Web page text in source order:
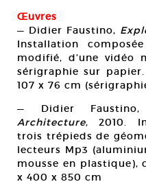
Œuvres
— Didier Faustino,
Installation
modifié, d’une vidéo
sérigraphie sur
107 x 76 cm
— Didier
Architecture, 2010.
trois trépieds de
lecteurs Mp3
mousse en plastique),
x 400 x 850 cm